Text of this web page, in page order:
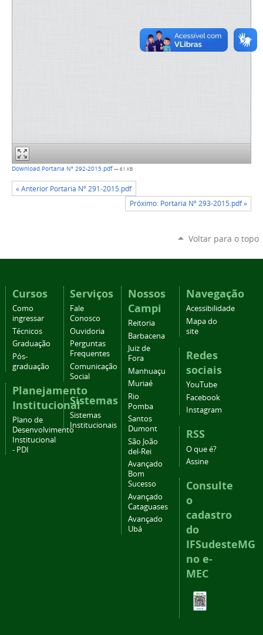
Download Portaria Nº 292-2015.pdf— 61 KB
« Anterior Portaria Nº 291-2015.pdf
Próximo: Portaria Nº 293-2015.pdf »
Voltar para o topo
Cursos
Como
ingressar
Técnicos
Graduação
Pós-
graduação
Planejamento
Institucional
Plano de
Desenvolvimento
Institucional
- PDI
Serviços
Fale
Conosco
Ouvidoria
Perguntas
Frequentes
Comunicação
Social
Sistemas
Sistemas
Institucionais
Nossos
Campi
Reitoria
Barbacena
Juiz de
Fora
Manhuaçu
Muriaé
Rio
Pomba
Santos
Dumont
São João
del-Rei
Avançado
Bom
Sucesso
Avançado
Cataguases
Avançado
Ubá
Navegação
Acessibilidade
Mapa do
site
Redes
sociais
YouTube
Facebook
Instagram
RSS
O que é?
Assine
Consulte
o
cadastro
do
IFSudesteMG
no e-
MEC